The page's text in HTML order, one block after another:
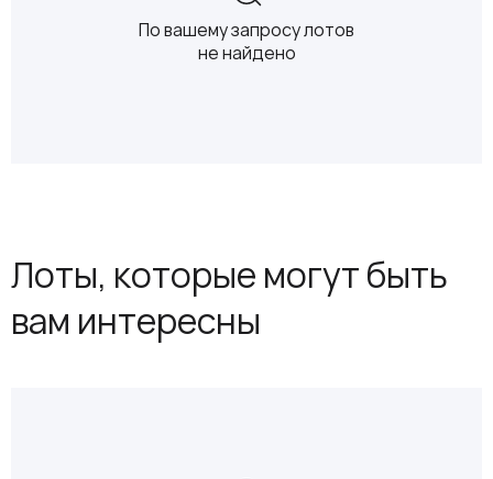
По вашему запросу лотов
не найдено
Лоты, которые могут быть
вам интересны